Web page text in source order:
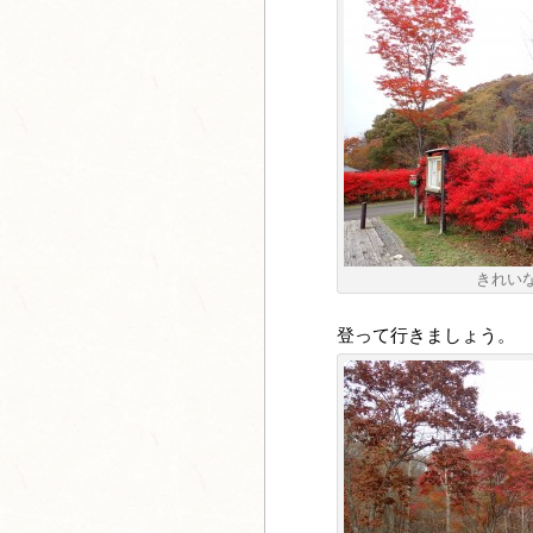
きれい
登って行きましょう。